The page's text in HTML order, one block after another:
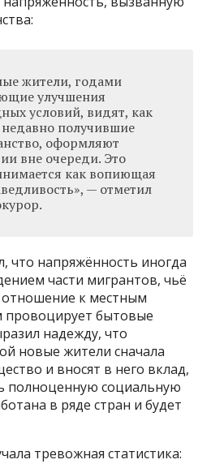
жители, годами
улучшения
условий, видят, как
получившие
оформляют
вне очереди. Это
как вопиющая
— отметил
что напряжённость иногда
части мигрантов, чьё
к местным
бытовые
надежду, что
новые жители сначала
и вносят в него вклад,
полноценную социальную
в ряде стран и будет
тревожная статистика: